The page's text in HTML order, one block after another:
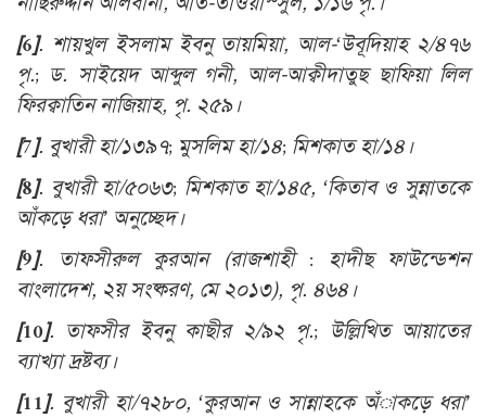
[6]. শায়খুল ইসলাম ইবনু তায়মিয়া, আল-‘উবূদিয়াহ ২/৪৭৬
পৃ.; ড. সাইয়েদ আব্দুল গনী, আল-আক্বীদাতুছ ছাফিয়া লিল
ফিরক্বাতিন নাজিয়াহ, পৃ. ২৫৯।
[7]. বুখারী হা/১৩৯৭; মুসলিম হা/১৪; মিশকাত হা/১৪।
[8]. বুখারী হা/৫০৬৩; মিশকাত হা/১৪৫, ‘কিতাব ও সুন্নাতকে
আঁকড়ে ধরা’ অনুচ্ছেদ।
[9]. তাফসীরুল কুরআন (রাজশাহী : হাদীছ ফাউন্ডেশন
বাংলাদেশ, ২য় সংষ্করণ, মে ২০১৩), পৃ. ৪৬৪।
[10]. তাফসীর ইবনু কাছীর ২/৯২ পৃ.; উল্লিখিত আয়াতের
ব্যাখ্যা দ্রষ্টব্য।
[11]. বুখারী হা/৭২৮০, ‘কুরআন ও সান্নাহকে অঁাকড়ে ধরা’